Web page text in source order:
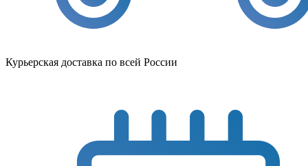
Курьерская доставка по всей России